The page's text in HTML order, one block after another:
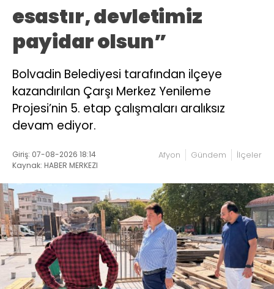
esastır, devletimiz
payidar olsun”
Bolvadin Belediyesi tarafından ilçeye
kazandırılan Çarşı Merkez Yenileme
Projesi’nin 5. etap çalışmaları aralıksız
devam ediyor.
Giriş: 07-08-2026 18:14
Kaynak: HABER MERKEZI
Afyon Gündem İlçeler